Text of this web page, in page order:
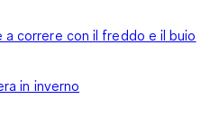
a correre con il freddo e il buio
in inverno